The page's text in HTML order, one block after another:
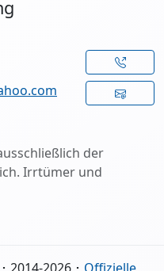
der
Irrtümer und